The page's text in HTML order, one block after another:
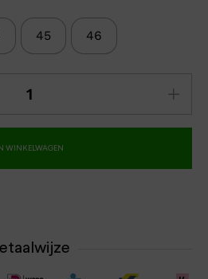
45 46
IN WINKELWAGEN